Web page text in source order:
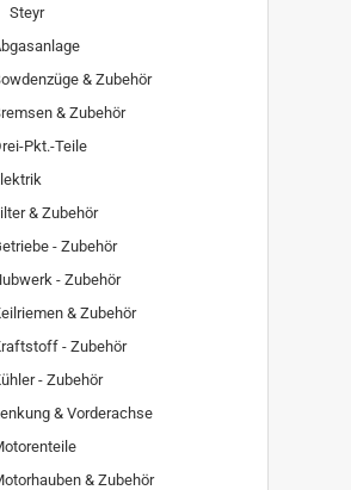
Steyr
& Zubehör
& Zubehör
Pkt.-Teile
& Zubehör
- Zubehör
- Zubehör
& Zubehör
- Zubehör
- Zubehör
& Vorderachse
& Zubehör